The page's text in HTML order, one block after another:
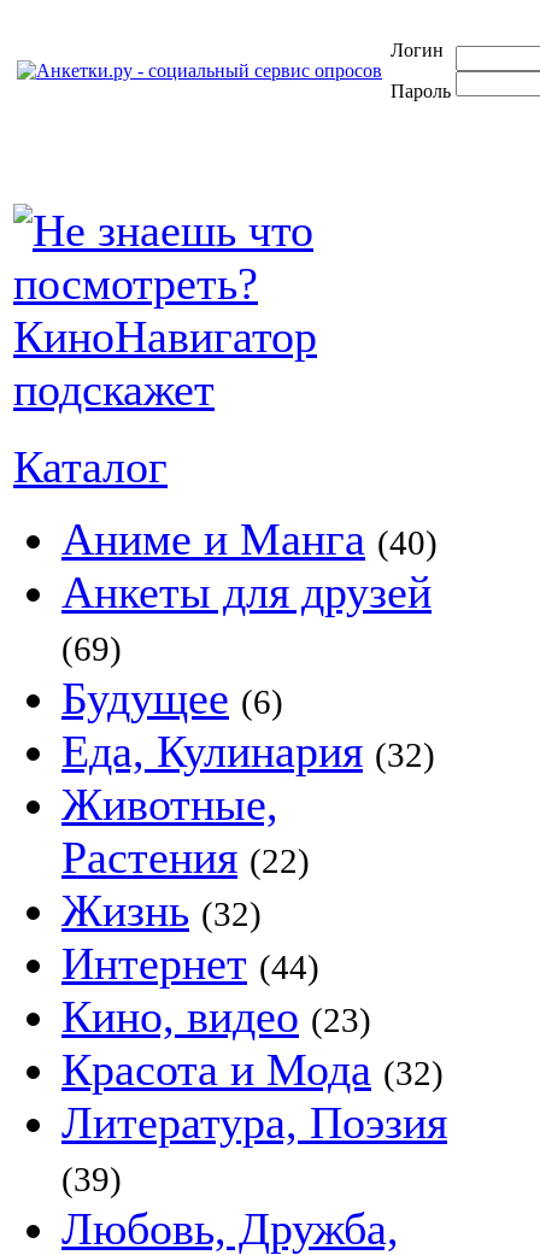
Логин
Пароль
Каталог
Аниме и Манга (40)
Анкеты для друзей
(69)
Будущее (6)
Еда, Кулинария (32)
Животные,
Растения (22)
Жизнь (32)
Интернет (44)
Кино, видео (23)
Красота и Мода (32)
Литература, Поэзия
(39)
Любовь, Дружба,